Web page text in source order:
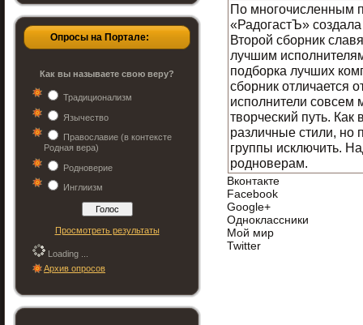
Опросы на Портале:
Как вы называете свою веру?
Традиционализм
Язычество
Православие (в контексте
Родная вера)
Родноверие
Инглиизм
Просмотреть результаты
Loading ...
Архив опросов
По многочисленным
«РадогастЪ»
Второй сборник
лучшим
подборка лучших
сборник отличается
исполнители совсем
творческий путь.
различные стили, но
группы исключить.
родноверам.
Вконтакте
Facebook
Google+
Одноклассники
Мой мир
Twitter